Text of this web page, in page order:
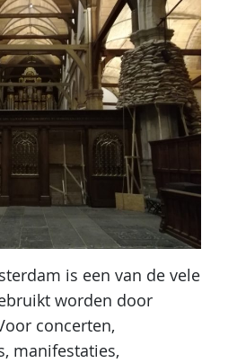
is een van de vele
worden door
concerten,
manifestaties,